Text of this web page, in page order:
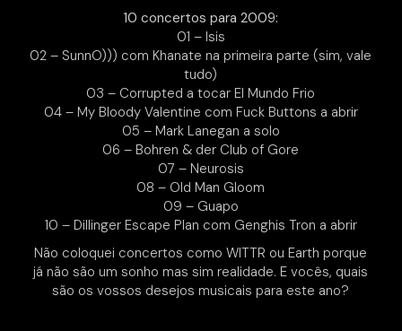
10 concertos para 2009:
01 – Isis
02 – SunnO))) com Khanate na primeira parte (sim, vale
tudo)
03 – Corrupted a tocar El Mundo Frio
04 – My Bloody Valentine com Fuck Buttons a abrir
05 – Mark Lanegan a solo
06 – Bohren & der Club of Gore
07 – Neurosis
08 – Old Man Gloom
09 – Guapo
10 – Dillinger Escape Plan com Genghis Tron a abrir
Não coloquei concertos como WITTR ou Earth porque
já não são um sonho mas sim realidade. E vocês, quais
são os vossos desejos musicais para este ano?